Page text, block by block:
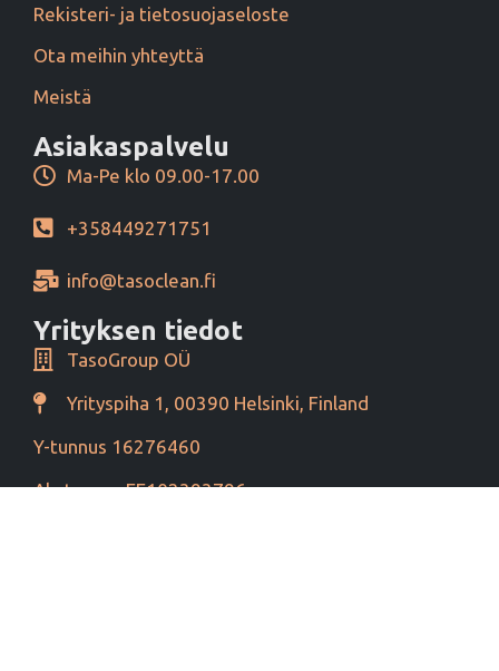
Rekisteri- ja tietosuojaseloste
Ota meihin yhteyttä
Meistä
Asiakaspalvelu
Ma-Pe klo 09.00-17.00
+358449271751
info@tasoclean.fi
Yrityksen tiedot
TasoGroup OÜ
Yrityspiha 1, 00390 Helsinki, Finland
Y-tunnus 16276460
Alv tunnus EE102393796